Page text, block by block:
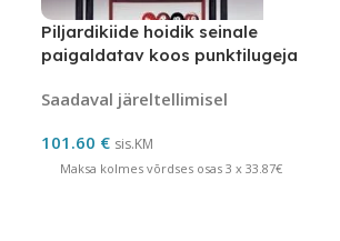
Piljardikiide hoidik seinale
paigaldatav koos punktilugeja
Saadaval järeltellimisel
101.60 € sis.KM
Maksa kolmes võrdses osas 3 x 33.87€